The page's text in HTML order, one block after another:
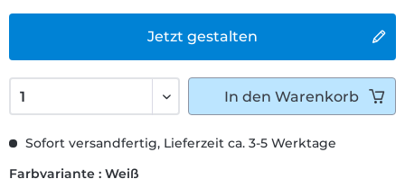
Jetzt gestalten
Sofort versandfertig, Lieferzeit ca. 3-5 Werktage
Farbvariante : Weiß
In den Warenkorb